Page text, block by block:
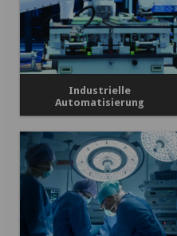
Industrielle
Automatisierung